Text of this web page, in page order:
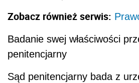
Zobacz również serwis:
Badanie swej właściwości
penitencjarny
Sąd penitencjarny bada z